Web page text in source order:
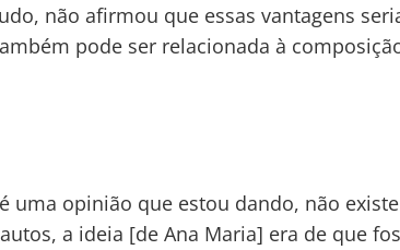
não afirmou que essas vantagens
pode ser relacionada à
uma opinião que estou dando, não existe
a ideia [de Ana Maria] era de que